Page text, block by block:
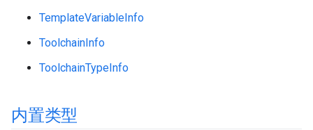
TemplateVariableInfo
ToolchainInfo
ToolchainTypeInfo
内置类型